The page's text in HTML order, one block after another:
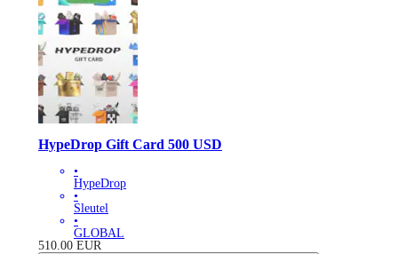
HypeDrop Gift Card 500 USD
•
HypeDrop
•
Sleutel
•
GLOBAL
510.00 EUR